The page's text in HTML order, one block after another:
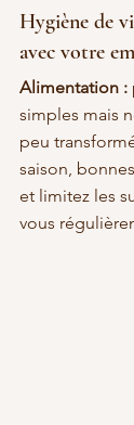
Hygiène de
avec votre
Alimentation :
simples mais
peu
saison,
et limitez les
vous